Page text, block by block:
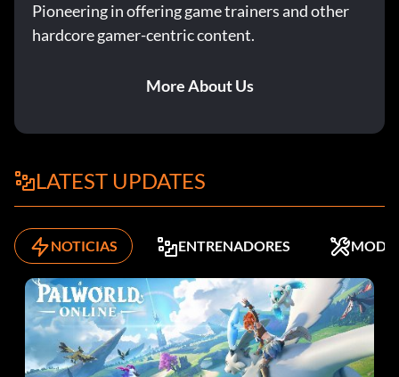
Pioneering in offering game trainers and other
hardcore gamer-centric content.
More About Us
LATEST UPDATES
NOTICIAS ENTRENADORES MODS